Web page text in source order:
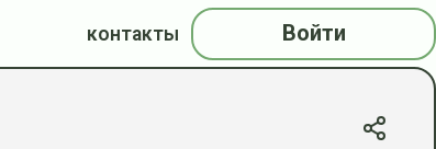
контакты Войти